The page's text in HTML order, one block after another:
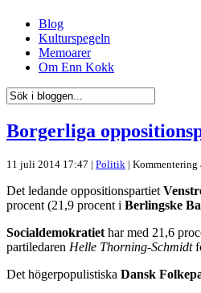
Blog
Kulturspegeln
Memoarer
Om Enn Kokk
Borgerliga
11 juli 2014 17:47 | Politik | Kommentering
Det ledande oppositionspartiet
procent (21,9 procent i Berlingske
Socialdemokratiet har med 21,6
partiledaren Helle Thorning-Schmidt
Det högerpopulistiska Dansk